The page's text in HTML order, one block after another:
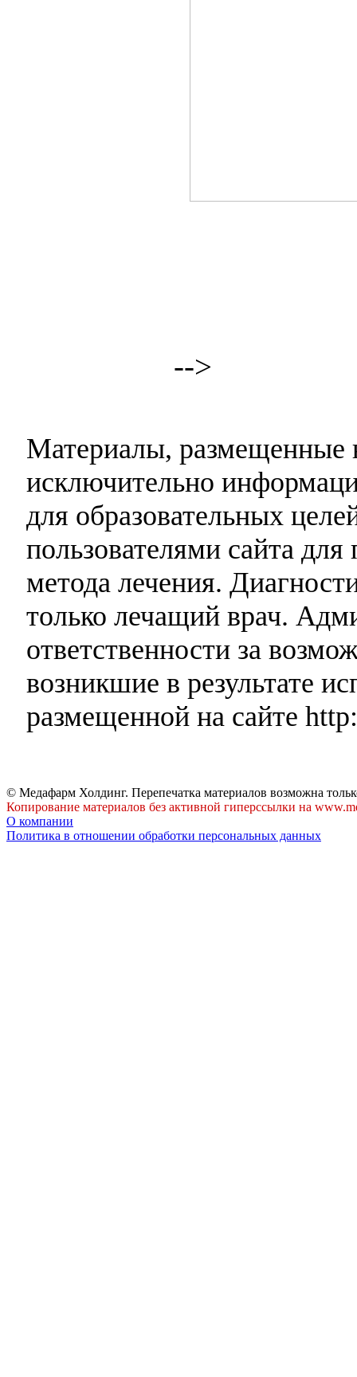
-->
Материалы, размещенные
исключительно
для образовательных
пользователями сайта
метода лечения.
только лечащий врач.
ответственности за
возникшие в результате
размещенной на сайте
© Медафарм Холдинг. Перепечатка материалов возможна
Копирование материалов без активной гиперссылки на
О компании
Политика в отношении обработки персональных данных